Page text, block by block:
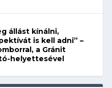
állást kínálni,
is kell adni” –
a Gránit
helyettesével